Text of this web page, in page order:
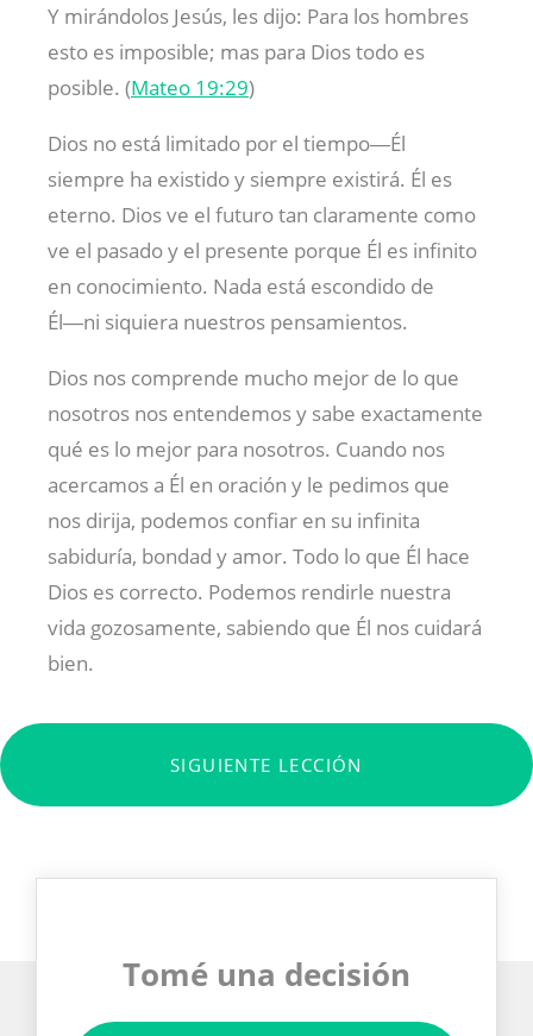
Y mirándolos Jesús, les dijo: Para los hombres
esto es imposible; mas para Dios todo es
posible. (Mateo 19:29)
Dios no está limitado por el tiempo―Él
siempre ha existido y siempre existirá. Él es
eterno. Dios ve el futuro tan claramente como
ve el pasado y el presente porque Él es infinito
en conocimiento. Nada está escondido de
Él―ni siquiera nuestros pensamientos.
Dios nos comprende mucho mejor de lo que
nosotros nos entendemos y sabe exactamente
qué es lo mejor para nosotros. Cuando nos
acercamos a Él en oración y le pedimos que
nos dirija, podemos confiar en su infinita
sabiduría, bondad y amor. Todo lo que Él hace
Dios es correcto. Podemos rendirle nuestra
vida gozosamente, sabiendo que Él nos cuidará
bien.
SIGUIENTE LECCIÓN
Tomé una decisión